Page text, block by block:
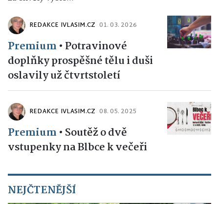
REDAKCE IVLASIM.CZ 01. 03. 2026
Premium • Potravinové
doplňky prospěšné tělu i duši
oslavily už čtvrtstoletí
REDAKCE IVLASIM.CZ 08. 05. 2025
Premium • Soutěž o dvě
vstupenky na Blbce k večeři
NEJČTENĚJŠÍ